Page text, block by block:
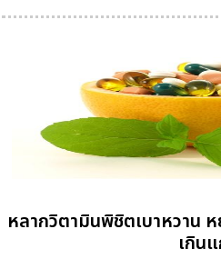
หลากวิตามินพิชิตเบาหวาน
เกิน